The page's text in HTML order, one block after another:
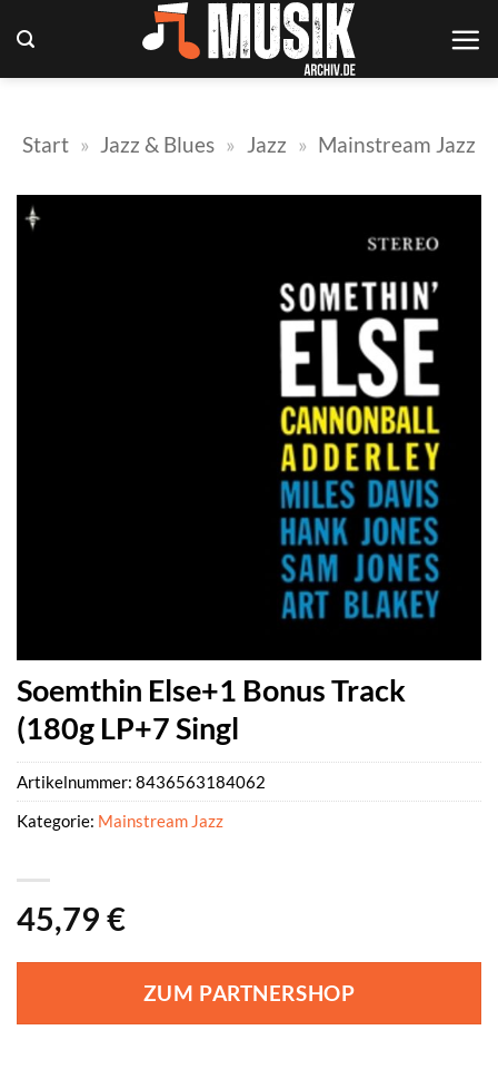
Inhalt
springen
Start » Jazz & Blues » Jazz » Mainstream Jazz
Soemthin Else+1 Bonus Track
(180g LP+7 Singl
45,79 €
ZUM PARTNERSHOP
Artikelnummer: 8436563184062
Kategorie: Mainstream Jazz